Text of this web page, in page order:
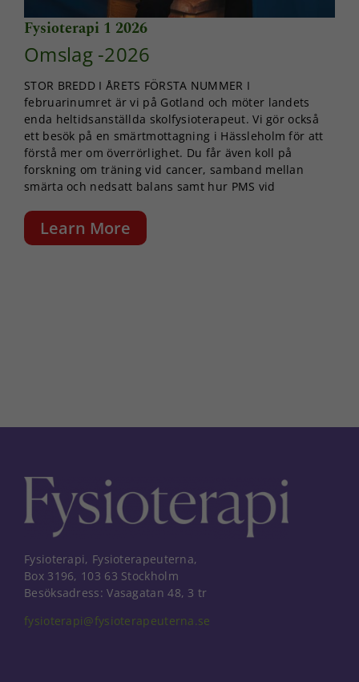
Fysioterapi 1 2026
Omslag -2026
STOR BREDD I ÅRETS FÖRSTA NUMMER I
februarinumret är vi på Gotland och möter landets
enda heltidsanställda skolfysioterapeut. Vi gör också
ett besök på en smärtmottagning i Hässleholm för att
förstå mer om överrörlighet. Du får även koll på
forskning om träning vid cancer, samband mellan
smärta och nedsatt balans samt hur PMS vid
Learn More
Fysioterapi, Fysioterapeuterna,
Box 3196, 103 63 Stockholm
Besöksadress: Vasagatan 48, 3 tr
fysioterapi@fysioterapeuterna.se
Nödvändiga
Dessa kakor
över huvud